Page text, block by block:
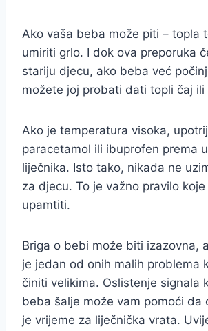
Ako vaša beba može piti – topla
umiriti grlo. I dok ova preporuka
stariju djecu, ako beba već
možete joj probati dati topli čaj ili
Ako je temperatura visoka,
paracetamol ili ibuprofen prema
liječnika. Isto tako, nikada ne
za djecu. To je važno pravilo
upamtiti.
Briga o bebi može biti izazovna,
je jedan od onih malih problema
činiti velikima. Oslistenje signala
beba šalje može vam pomoći da
je vrijeme za liječnička vrata.